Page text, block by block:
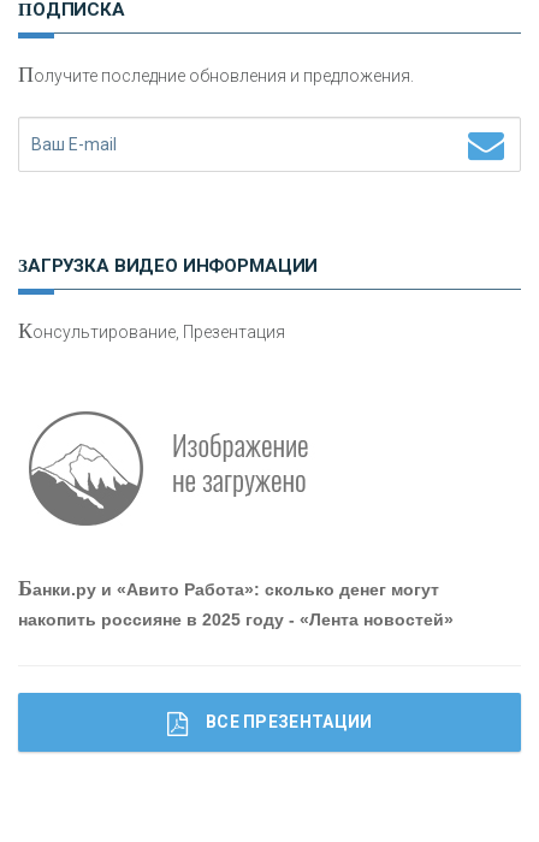
Работа мечты. Что банки делают для того, чтобы
привлечь и удержать персонал - «Интервью»
сохранения и увеличения капитала
ПОДПИСКА
Получите последние обновления и предложения.
ЗАГРУЗКА ВИДЕО ИНФОРМАЦИИ
Консультирование, Презентация
Банки.ру и «Авито Работа»: сколько денег могут
накопить россияне в 2025 году - «Лента новостей»
ВСЕ ПРЕЗЕНТАЦИИ